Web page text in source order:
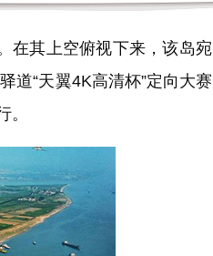
其上空俯视下来，该岛宛
道“天翼4K高清杯”定向大赛
。